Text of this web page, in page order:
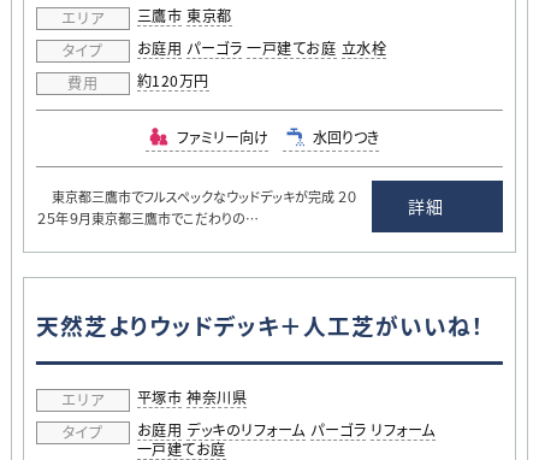
エリア 三鷹市 東京都
タイプ
お庭用 パーゴラ 一戸建てお庭 立水栓
費用
約120万円
ファミリー向け 水回りつき
東京都三鷹市でフルスペックなウッドデッキが完成 ２０
２５年９月東京都三鷹市でこだわりの…
詳細
天然芝よりウッドデッキ＋人工芝がいいね！
エリア 平塚市 神奈川県
タイプ
お庭用 デッキのリフォーム パーゴラ リフォーム
一戸建てお庭